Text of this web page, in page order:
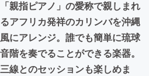
まちづくり・地域活性化
CAMPFIRE for Social Good
CAMPFIREふるさと納税
「親指ピアノ」の愛称で親しまれ
るアフリカ発祥のカリンバを沖縄
風にアレンジ。誰でも簡単に琉球
音階を奏でることができる楽器。
三線とのセッションも楽しめま